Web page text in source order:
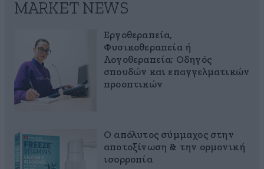
MARKET NEWS
Εργοθεραπεία,
Φυσικοθεραπεία ή
Λογοθεραπεία; Οδηγός
σπουδών και επαγγελματικών
προοπτικών
Ο απόλυτος σύμμαχος στην
αποτοξίνωση & την ορμονική
ισορροπία